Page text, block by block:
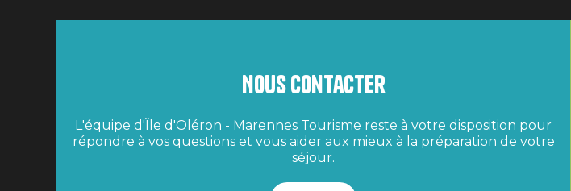
Nous contacter
L'équipe d'Île d'Oléron - Marennes Tourisme reste à votre disposition pour
répondre à vos questions et vous aider aux mieux à la préparation de votre
séjour.